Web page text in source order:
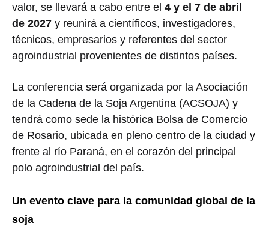
valor, se llevará a cabo entre el 4 y el 7 de abril
de 2027 y reunirá a científicos, investigadores,
técnicos, empresarios y referentes del sector
agroindustrial provenientes de distintos países.
La conferencia será organizada por la Asociación
de la Cadena de la Soja Argentina (ACSOJA) y
tendrá como sede la histórica Bolsa de Comercio
de Rosario, ubicada en pleno centro de la ciudad y
frente al río Paraná, en el corazón del principal
polo agroindustrial del país.
Un evento clave para la comunidad global de la
soja